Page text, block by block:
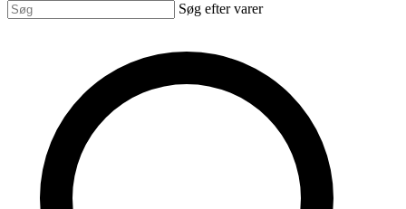
Søg efter varer